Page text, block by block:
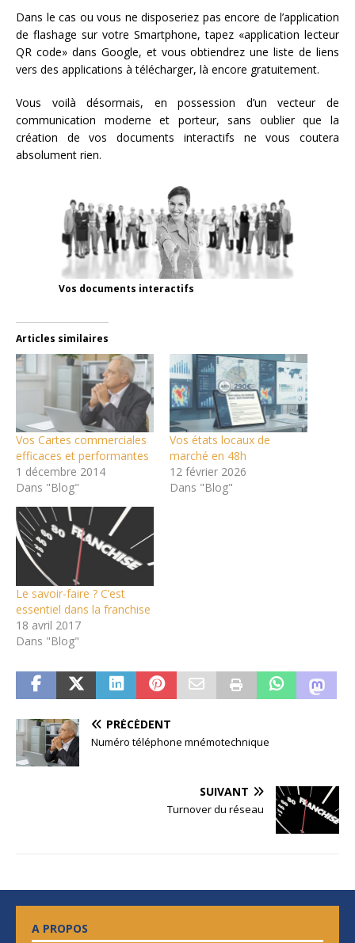
Dans le cas ou vous ne disposeriez pas encore de l’application
de flashage sur votre Smartphone, tapez «application lecteur
QR code» dans Google, et vous obtiendrez une liste de liens
vers des applications à télécharger, là encore gratuitement.
Vous voilà désormais, en possession d’un vecteur de
communication moderne et porteur, sans oublier que la
création de vos documents interactifs ne vous coutera
absolument rien.
Vos documents interactifs
Articles similaires
Vos Cartes commerciales
efficaces et performantes
1 décembre 2014
Dans "Blog"
Vos états locaux de
marché en 48h
12 février 2026
Dans "Blog"
Le savoir-faire ? C’est
essentiel dans la franchise
18 avril 2017
Dans "Blog"
PRÉCÉDENT
Numéro téléphone mnémotechnique
SUIVANT
Turnover du réseau
A PROPOS